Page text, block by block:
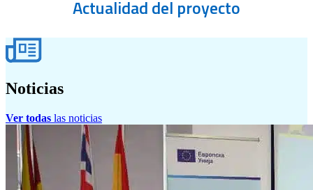
Actualidaddel proyecto
Noticias
Ver todas las noticias